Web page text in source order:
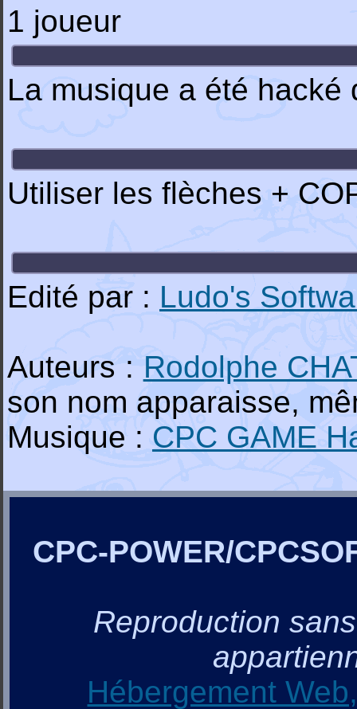
1 joueur
La musique a été hacké
Utiliser les flèches +
Edité par : Ludo's
Auteurs : Rodolphe
son nom apparaisse,
Musique : CPC GAME
CPC-POWER/
Reproduction
Hébergement